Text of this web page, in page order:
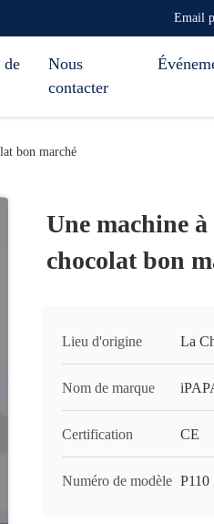
Email
de
Nous
contacter
bon marché
Une machine à
chocolat bon
Lieu d'origine La
Nom de marque
Certification CE
Numéro de modèle P110